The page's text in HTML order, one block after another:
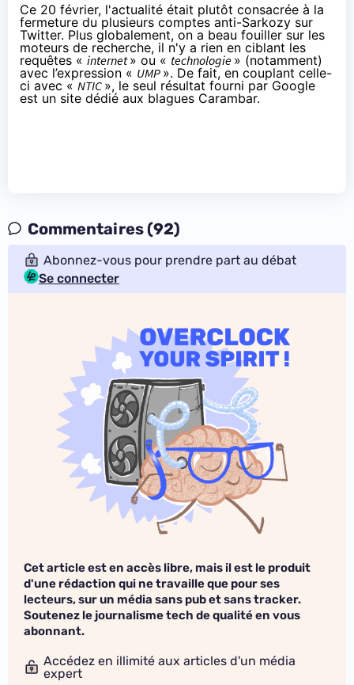
Ce 20 février, l'actualité était plutôt consacrée à la
fermeture du plusieurs comptes anti-Sarkozy sur
Twitter. Plus globalement, on a beau fouiller sur les
moteurs de recherche, il n'y a rien en ciblant les
requêtes « internet» ou « technologie » (notamment)
avec l’expression « UMP ». De fait, en couplant celle-
ci avec « NTIC », le seul résultat fourni par Google
est un site dédié aux blagues Carambar.
Commentaires (92)
Abonnez-vous pour prendre part au débat
Se connecter
Cet article est en accès libre, mais il est le produit
d'une rédaction qui ne travaille que pour ses
lecteurs, sur un média sans pub et sans tracker.
Soutenez le journalisme tech de qualité en vous
abonnant.
Accédez en illimité aux articles d'un média
expert